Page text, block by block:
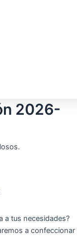
2026-
a tus necesidades?
a confeccionar